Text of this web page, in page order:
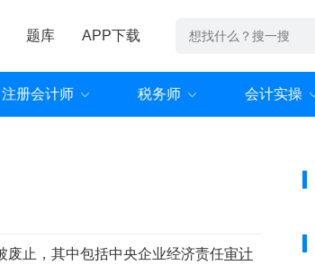
题库 APP下载
注册会计师 税务师 会计实操
止，其中包括中央企业经济责任审计